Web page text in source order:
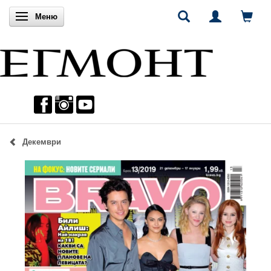
Включи навигацията
Меню
Декември